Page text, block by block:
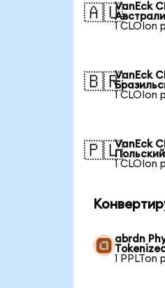
🇦🇺VanEck
1 CLOIon
🇧🇷VanEck
1 CLOIon
🇵🇱VanEck
1 CLOIon
abrdn
1 PPLTon